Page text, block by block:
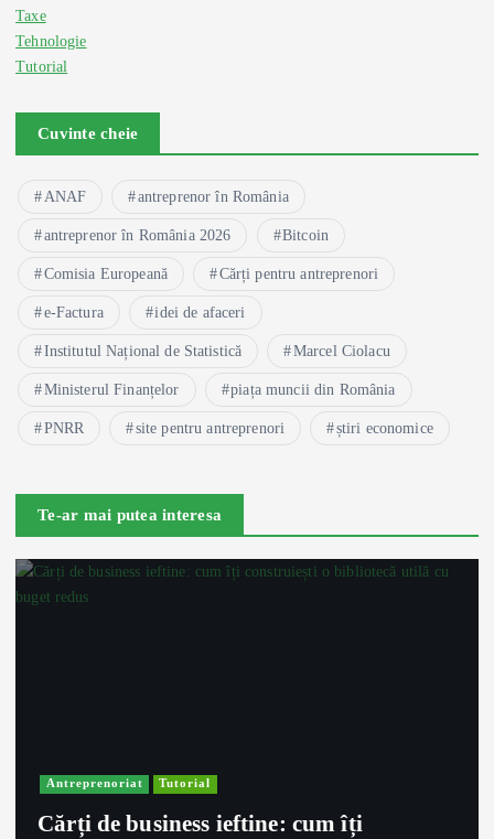
Taxe
Tehnologie
Tutorial
Cuvinte cheie
ANAF antreprenor în România
antreprenor în România 2026 Bitcoin
Comisia Europeană Cărți pentru antreprenori
e-Factura idei de afaceri
Institutul Național de Statistică Marcel Ciolacu
Ministerul Finanțelor piața muncii din România
PNRR site pentru antreprenori știri economice
Te-ar mai putea interesa
Antreprenoriat Tutorial
Cărți de business ieftine: cum îți